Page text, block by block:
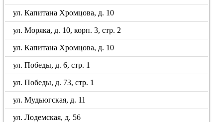
ул. Капитана Хромцова, д. 10
ул. Моряка, д. 10, корп. 3, стр. 2
ул. Капитана Хромцова, д. 10
ул. Победы, д. 6, стр. 1
ул. Победы, д. 73, стр. 1
ул. Мудьюгская, д. 11
ул. Лодемская, д. 56